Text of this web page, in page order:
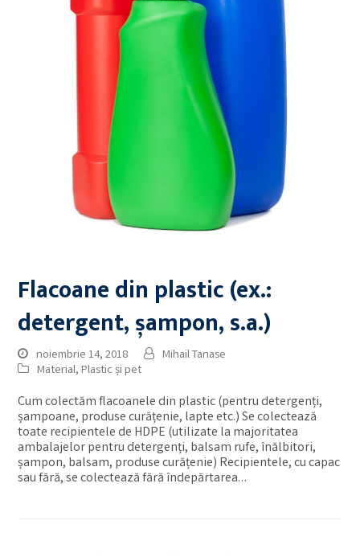
Flacoane din plastic (ex.:
detergent, șampon, s.a.)
noiembrie 14, 2018
Mihail Tanase
Material,Plastic și pet
Cum colectăm flacoanele din plastic (pentru detergenți,
șampoane, produse curățenie, lapte etc.) Se colectează
toate recipientele de HDPE (utilizate la majoritatea
ambalajelor pentru detergenți, balsam rufe, înălbitori,
șampon, balsam, produse curățenie) Recipientele, cu capac
sau fără, se colectează fără îndepărtarea…